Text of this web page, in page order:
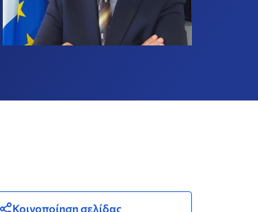
Κοινοποίηση σελίδας